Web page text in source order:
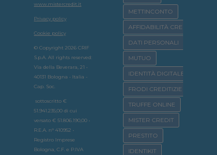
www.mistercredit.it
Privacy policy
Cookie policy
© Copyright 2026 CRIF
S.p.A. All rights reserved:
Via della Beverara, 21 •
40131 Bologna • Italia -
Cap. Soc.
sottoscritto €
51.941.235,00 di cui
versato € 51.806.190,00 •
R.E.A. n° 410952 •
Registro Imprese
Bologna, C.F. e P.IVA
METTINCONTO
AFFIDABILITÀ CREDITIZIA
DATI PERSONALI
MUTUO
IDENTITÀ DIGITALE
FRODI CREDITIZIE
TRUFFE ONLINE
MISTER CREDIT
PRESTITO
IDENTIKIT